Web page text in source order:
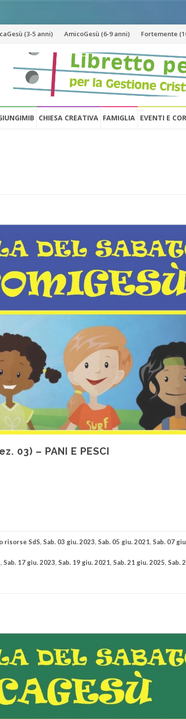
(3-5 anni) AmicoGesù (6-9 anni) Fortemente
CHIESA CREATIVA FAMIGLIA EVENTI E
03) – PANI E PESCI
risorse SdS, Sab. 03 giu. 2023, Sab. 05 giu. 2021, Sab. 07
, Sab. 17 giu. 2023, Sab. 19 giu. 2021, Sab. 21 giu. 2025, Sab.